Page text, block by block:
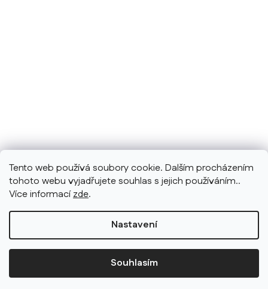
Tento web používá soubory cookie. Dalším procházením
tohoto webu vyjadřujete souhlas s jejich používáním..
Více informacízde.
Nastavení
Souhlasím